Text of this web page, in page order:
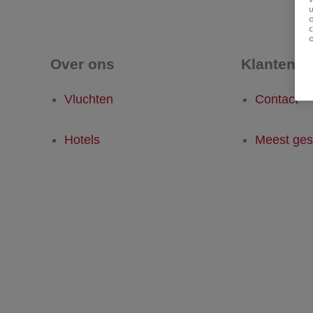
Over ons
Vluchten
Hotels
Contact
Meest